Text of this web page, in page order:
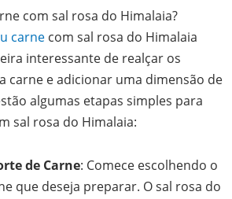
com sal rosa do Himalaia?
carne com sal rosa do Himalaia
interessante de realçar os
carne e adicionar uma dimensão de
algumas etapas simples para
sal rosa do Himalaia:
de Carne: Comece escolhendo o
que deseja preparar. O sal rosa do